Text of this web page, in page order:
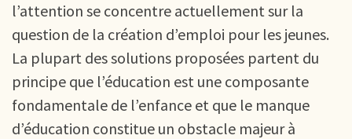
l’attention se concentre actuellement sur la
question de la création d’emploi pour les jeunes.
La plupart des solutions proposées partent du
principe que l’éducation est une composante
fondamentale de l’enfance et que le manque
d’éducation constitue un obstacle majeur à